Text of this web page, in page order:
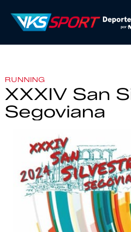
RUNNING
XXXIV San
Segoviana